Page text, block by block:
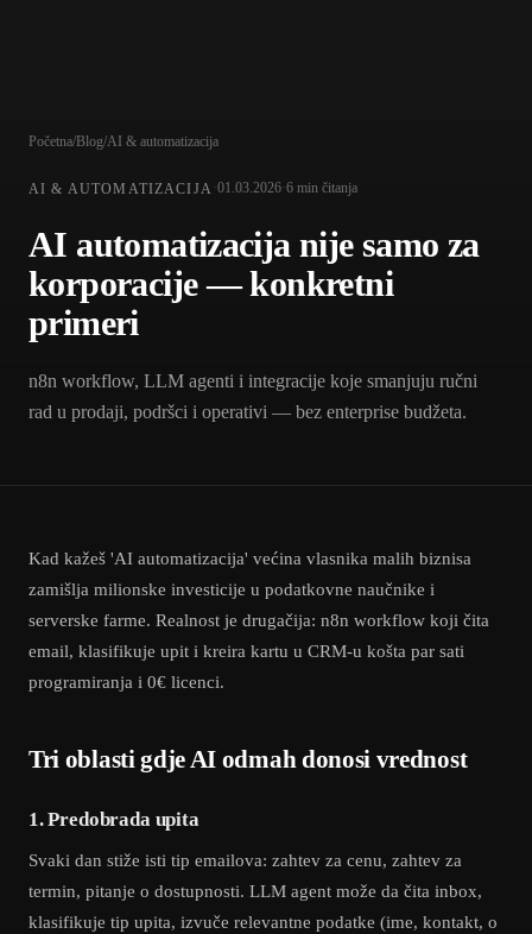
Početna/Blog/AI & automatizacija
AI & AUTOMATIZACIJA ·01.03.2026·6 minčitanja
AI automatizacija nije samo za
korporacije — konkretni
primeri
n8n workflow, LLM agenti i integracije koje smanjuju ručni
rad u prodaji, podršci i operativi — bez enterprise budžeta.
Kad kažeš 'AI automatizacija' većina vlasnika malih biznisa
zamišlja milionske investicije u podatkovne naučnike i
serverske farme. Realnost je drugačija: n8n workflow koji čita
email, klasifikuje upit i kreira kartu u CRM-u košta par sati
programiranja i 0€ licenci.
Tri oblasti gdje AI odmah donosi vrednost
1. Predobrada upita
Svaki dan stiže isti tip emailova: zahtev za cenu, zahtev za
termin, pitanje o dostupnosti. LLM agent može da čita inbox,
klasifikuje tip upita, izvuče relevantne podatke (ime, kontakt, o